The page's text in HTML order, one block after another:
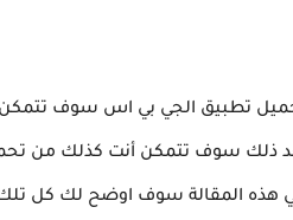
تطبيق الجي بي اس سوف تتمكن
ذلك سوف تتمكن أنت كذلك من
هذه المقالة سوف اوضح لك كل